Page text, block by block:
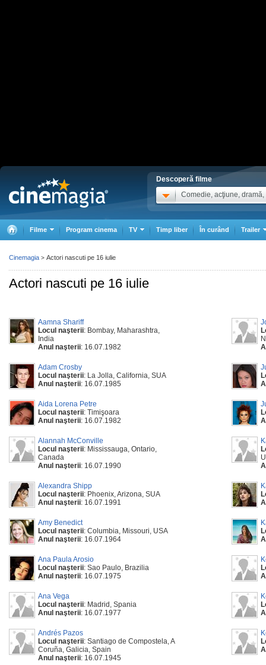
Descoperă filme
Comedie, acţiune, dramă,
Filme Program cinema TV Timp liber În curând Trailer
Actori nascuti pe 16 iulie
Aamna Shariff
Locul naşterii: Bombay, Maharashtra,
India
Anul naşterii: 16.07.1982
Adam Crosby
Locul naşterii: La Jolla, California, SUA
Anul naşterii: 16.07.1985
Aida Lorena Petre
Locul naşterii: Timişoara
Anul naşterii: 16.07.1982
Alannah McConville
Locul naşterii: Mississauga, Ontario,
Canada
Anul naşterii: 16.07.1990
Alexandra Shipp
Locul naşterii: Phoenix, Arizona, SUA
Anul naşterii: 16.07.1991
Amy Benedict
Locul naşterii: Columbia, Missouri, USA
Anul naşterii: 16.07.1964
Ana Paula Arosio
Locul naşterii: Sao Paulo, Brazilia
Anul naşterii: 16.07.1975
Ana Vega
Locul naşterii: Madrid, Spania
Anul naşterii: 16.07.1977
Andrés Pazos
Locul naşterii: Santiago de Compostela, A
Coruña, Galicia, Spain
Anul naşterii: 16.07.1945
Cinemagia > Actori nascuti pe 16 iulie